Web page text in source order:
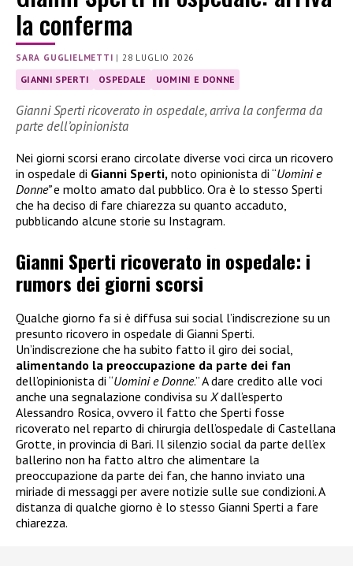
la conferma
SARA GUGLIELMETTI | 28 LUGLIO 2026
GIANNI SPERTI OSPEDALE UOMINI E DONNE
Gianni Sperti ricoverato in ospedale, arriva la conferma da
parte dell’opinionista
Nei giorni scorsi erano circolate diverse voci circa un ricovero
in ospedale di Gianni Sperti, noto opinionista di “Uomini e
Donne”e molto amato dal pubblico. Ora è lo stesso Sperti
che ha deciso di fare chiarezza su quanto accaduto,
pubblicando alcune storie su Instagram.
Gianni Sperti ricoverato in ospedale: i
rumors dei giorni scorsi
Qualche giorno fa si è diffusa sui social l’indiscrezione su un
presunto ricovero in ospedale di Gianni Sperti.
Un’indiscrezione che ha subito fatto il giro dei social,
alimentando la preoccupazione da parte dei fan
dell’opinionista di “Uomini e Donne.” A dare credito alle voci
anche una segnalazione condivisa su Xdall’esperto
Alessandro Rosica, ovvero il fatto che Sperti fosse
ricoverato nel reparto di chirurgia dell’ospedale di Castellana
Grotte, in provincia di Bari. Il silenzio social da parte dell’ex
ballerino non ha fatto altro che alimentare la
preoccupazione da parte dei fan, che hanno inviato una
miriade di messaggi per avere notizie sulle sue condizioni. A
distanza di qualche giorno è lo stesso Gianni Sperti a fare
chiarezza.